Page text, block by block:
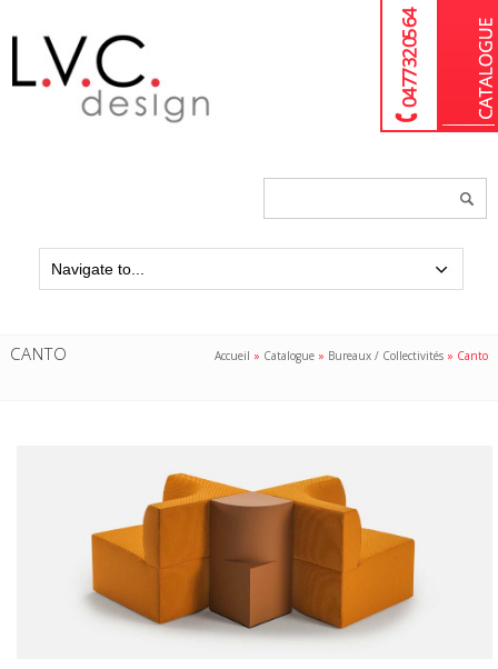
04 77 32 05 64
CANTO Accueil » Catalogue » Bureaux / Collectivités » Canto